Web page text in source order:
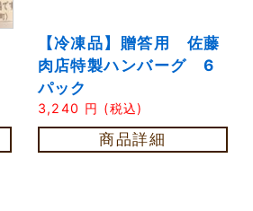
【冷凍品】贈答用 佐藤
肉店特製ハンバーグ 6
パック
3,240 円 (税込)
商品詳細